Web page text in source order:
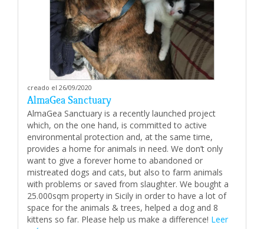
creado el 26/09/2020
AlmaGea Sanctuary
AlmaGea Sanctuary is a recently launched project
which, on the one hand, is committed to active
environmental protection and, at the same time,
provides a home for animals in need. We don’t only
want to give a forever home to abandoned or
mistreated dogs and cats, but also to farm animals
with problems or saved from slaughter. We bought a
25.000sqm property in Sicily in order to have a lot of
space for the animals & trees, helped a dog and 8
kittens so far. Please help us make a difference! Leer